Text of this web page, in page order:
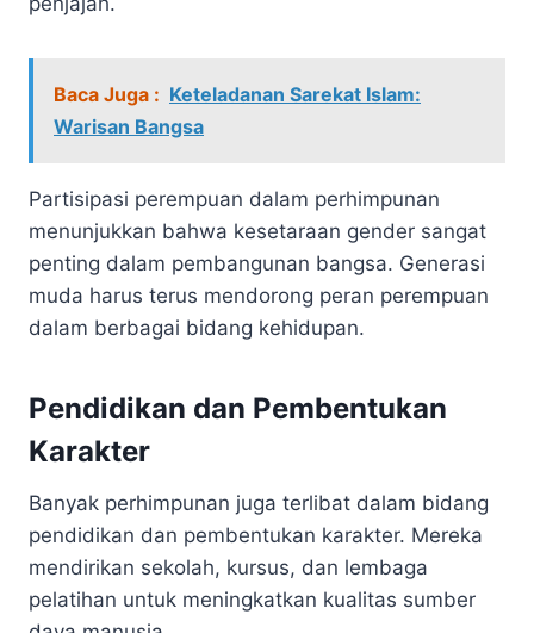
Baca Juga : Keteladanan Sarekat Islam:
Warisan Bangsa
Partisipasi perempuan dalam perhimpunan
menunjukkan bahwa kesetaraan gender sangat
penting dalam pembangunan bangsa. Generasi
muda harus terus mendorong peran perempuan
dalam berbagai bidang kehidupan.
Pendidikan dan Pembentukan
Karakter
Banyak perhimpunan juga terlibat dalam bidang
pendidikan dan pembentukan karakter. Mereka
mendirikan sekolah, kursus, dan lembaga
pelatihan untuk meningkatkan kualitas sumber